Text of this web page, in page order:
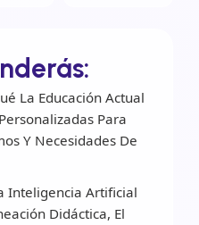
La Educación Actual
Para
Y Necesidades De
Inteligencia Artificial
Didáctica, El